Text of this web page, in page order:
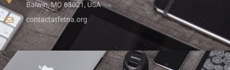
Balwin, MO 63021, USA
contactatfetna.org